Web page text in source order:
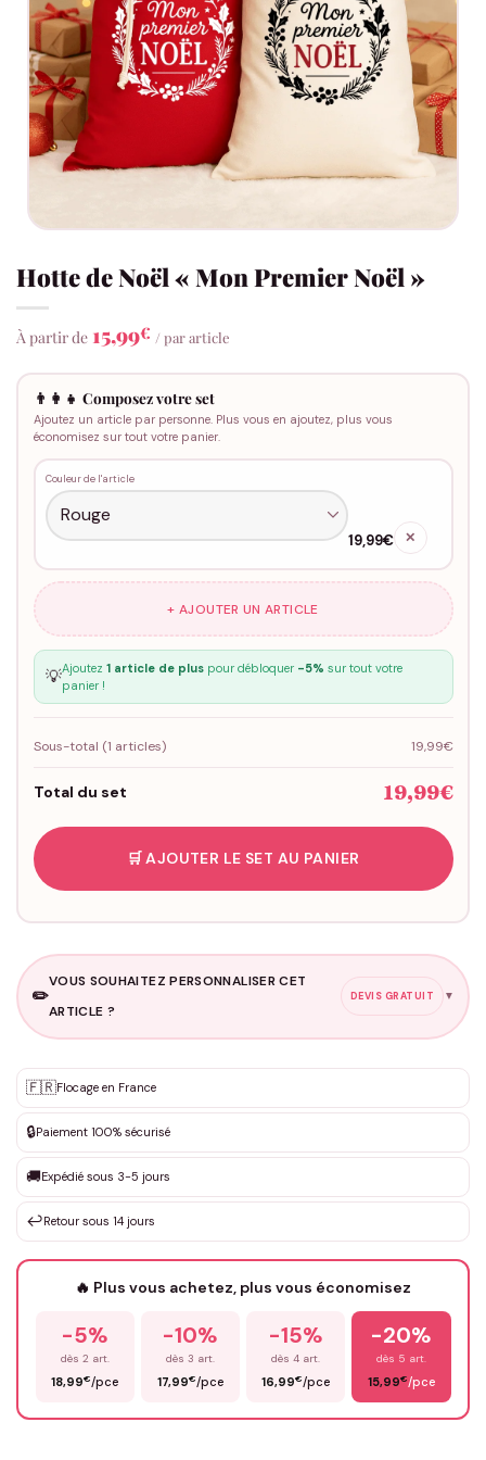
Hotte de Noël « Mon Premier Noël »
À partir de 15,99€ / par article
👨‍👩‍👧 Composez votre set
Ajoutez un article par personne. Plus vous en ajoutez, plus vous
économisez sur tout votre panier.
Couleur de l'article
19,99€ ✕
+ AJOUTER UN ARTICLE
💡Ajoutez 1 article de pluspour débloquer -5% sur tout votre
panier !
Sous-total (1 articles) 19,99€
Total du set 19,99€
🛒 AJOUTER LE SET AU PANIER
✏️
VOUS SOUHAITEZ PERSONNALISER CET
ARTICLE ?
DEVIS GRATUIT ▼
✨ Personnalisation sur mesure
DEVIS GRATUIT · Personnalisation de 3 à 10€ selon la demande
Que souhaitez-vous ?*
Votre texte / idée*
Prénom*
🇫🇷Flocage en France
🔒Paiement 100% sécurisé
🚚Expédié sous 3-5 jours
↩️Retour sous 14 jours
🔥 Plus vous achetez, plus vous économisez
-5%
dès 2 art.
18,99€/pce
-10%
dès 3 art.
17,99€/pce
-15%
dès 4 art.
16,99€/pce
-20%
dès 5 art.
15,99€/pce